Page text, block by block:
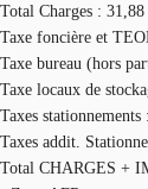
Total Charges :
Taxe foncière et
Taxe bureau (hors
Taxe locaux de
Taxes
Taxes addit.
Total CHARGES +